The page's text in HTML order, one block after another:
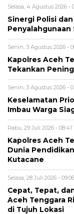
Selasa, 4 Agustus 2026 -
Sinergi Polisi
Penyalahgunaan
Senin, 3 Agustus 2026 -
Kapolres Aceh
Tekankan
Senin, 3 Agustus 2026 -
Keselamatan
Imbau Warga
Rabu, 29 Juli 2026 -
Kapolres Aceh
Dunia
Kutacane
Selasa, 28 Juli 2026 -
Cepat, Tepat,
Aceh Tenggara
di Tujuh Lokasi